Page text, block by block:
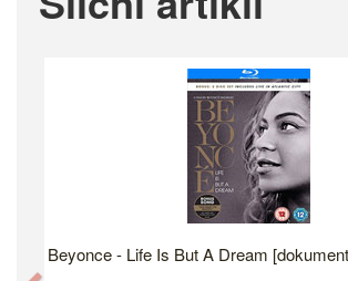
Beyonce - Life Is But A Dream